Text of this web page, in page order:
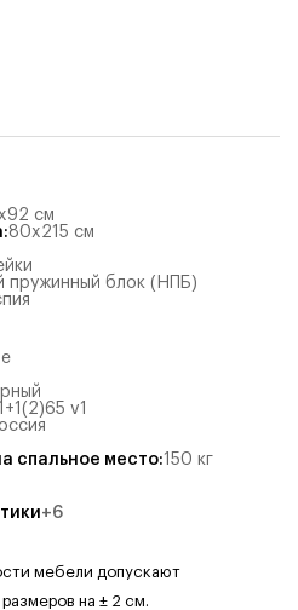
см
:80x215 см
пружинный блок (НПБ)
v1
спальное место:150 кг
+6
мебели допускают
на ± 2 см.